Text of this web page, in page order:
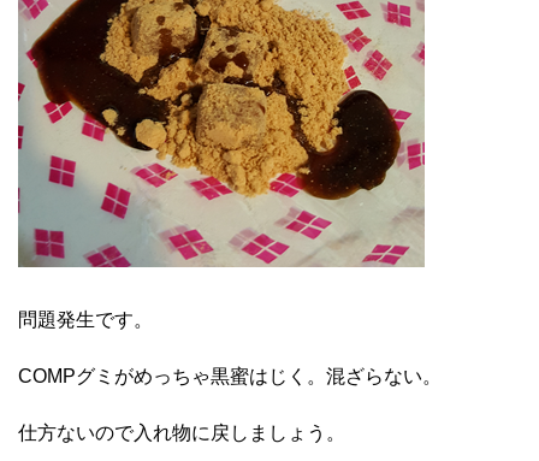
問題発生です。
COMPグミがめっちゃ黒蜜はじく。混ざらない。
仕方ないので入れ物に戻しましょう。